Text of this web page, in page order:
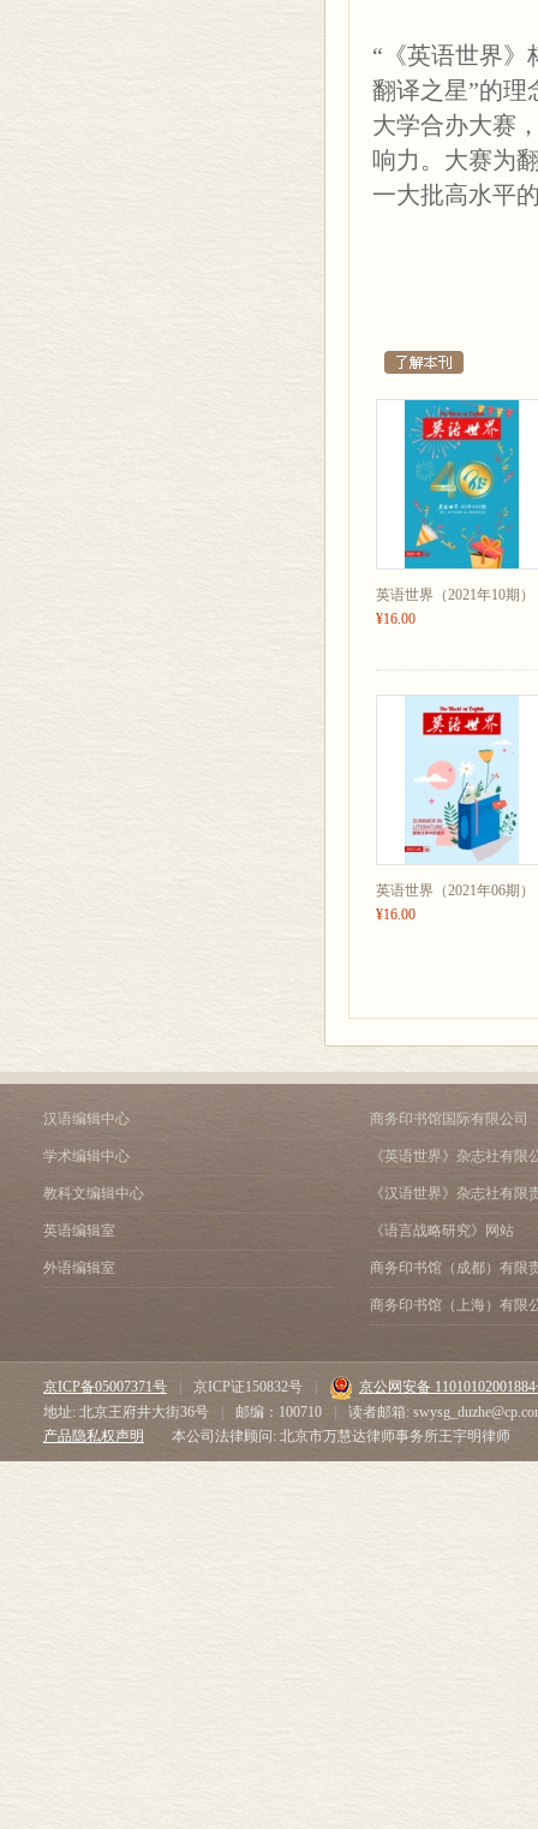
电话：
（010）
（010）
（010）
18210244181
91/ 趣说apple…………陈
93/ 英译“鸿蒙”变“和谐
谭译录
95/ 《中西文明对比》
103/ If I Were the Wind
心怡集
120/ 译注《傅雷家书》
应试点津
123/ 雅思写作词汇（2
英伦学堂
127/
资讯
61/ 订购信息…………《英
刊名题字…………钱锺书
封面 庆祝中国共产党
封底 皮埃尔-奥古斯特
广告 封二、封三、插页
“《英语世界》
翻译之星”的理
大学合办大赛
响力。大赛为
一大批高水平
英语世界（2021年10期）
¥16.00
英语世界（2021年06期）
¥16.00
汉语编辑中心
学术编辑中心
教科文编辑中心
英语编辑室
外语编辑室
商务印书馆国际有限公司
《英语世界》杂志社有限
《汉语世界》杂志社有限
《语言战略研究》网站
商务印书馆（成都）有限
商务印书馆（上海）有限
京ICP备05007371号 京ICP证150832号
京公网安备
地址: 北京王府井大街36号
邮编：100710
读者邮箱:
产品隐私权声明
本公司法律顾问: 北京市万慧达律师事务所王宇明律师